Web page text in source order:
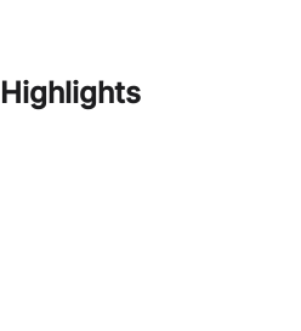
Schutzbrillen
Highlights